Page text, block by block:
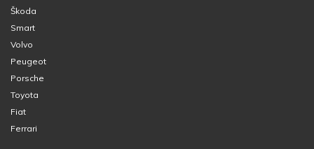
Škoda
Smart
Volvo
Peugeot
Porsche
Toyota
Fiat
Ferrari